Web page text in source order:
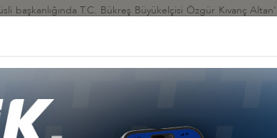
başkanlığında T.C. Bükreş Büyükelçisi Özgür Kıvanç
GERÇEKLEŞTİRDİ